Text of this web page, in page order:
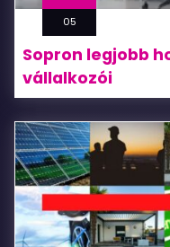
05
Sopron legjobb
vállalkozói